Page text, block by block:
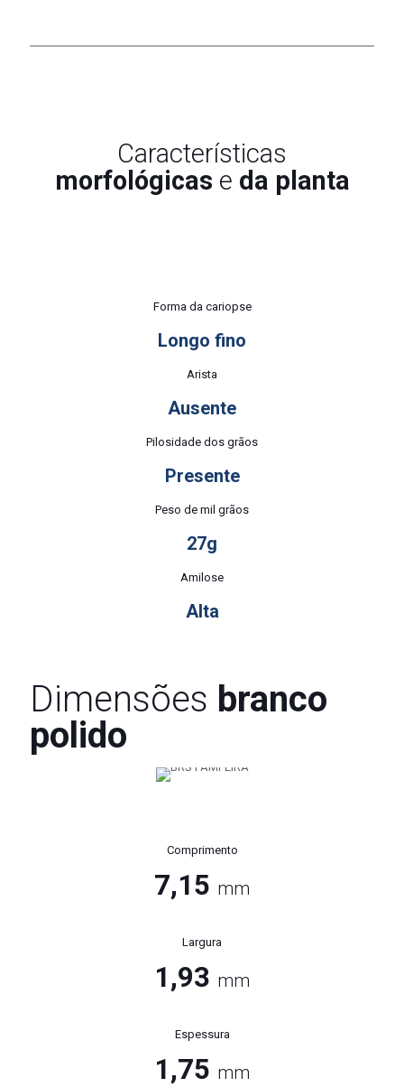
Características
morfológicas e da planta
Forma da cariopse
Longo fino
Arista
Ausente
Pilosidade dos grãos
Presente
Peso de mil grãos
27g
Amilose
Alta
Dimensões branco
polido
Comprimento
7,15 mm
Largura
1,93 mm
Espessura
1,75 mm